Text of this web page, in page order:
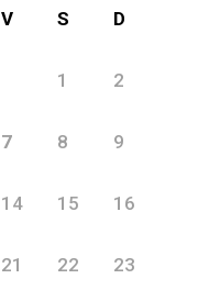
V S D
1 2
7 8 9
14 15 16
21 22 23